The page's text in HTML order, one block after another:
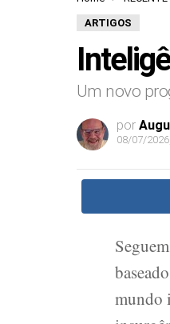
You are here:
ARTIGOS
Um novo
por
08/07/
mundo